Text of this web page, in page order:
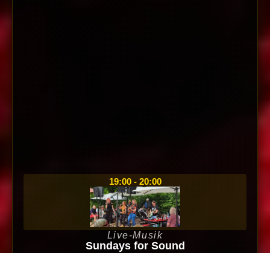
19:00 - 20:00
Live-Musik
Sundays for Sound